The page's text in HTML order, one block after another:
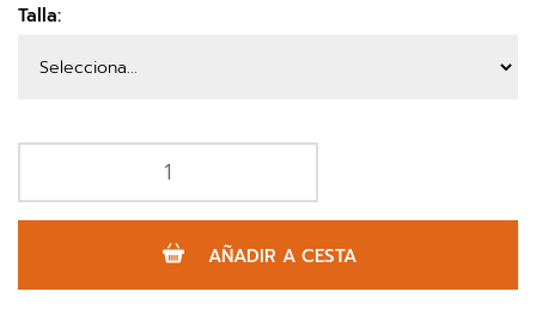
Talla:
AÑADIR A CESTA